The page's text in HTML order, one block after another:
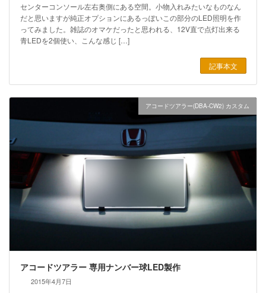
センターコンソール左右奥側にある空間。小物入れみたいなものなん
だと思いますが純正オプションにあるっぽいこの部分のLED照明を作
ってみました。雑誌のオマケだったと思われる、12V直で点灯出来る
青LEDを2個使い、こんな感じ […]
記事本文
アコードツアラー(DBA-CW2) カスタム
アコードツアラー 専用ナンバー球LED製作
2015年4月7日